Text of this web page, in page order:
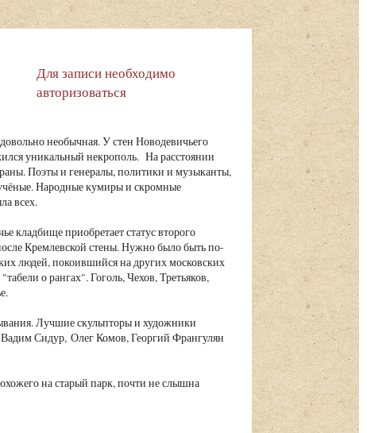
Для записи необходимо
авторизоваться
довольно необычная. У стен Новодевичьего
уникальный некрополь. На расстоянии
Поэты и генералы, политики и музыканты,
Народные кумиры и скромные
всех.
кладбище приобретает статус второго
Кремлевской стены. Нужно было быть по-
людей, покоившийся на других московских
о рангах". Гоголь, Чехов, Третьяков,
Лучшие скульпторы и художники
Сидур, Олег Комов, Георгий Франгулян
на старый парк, почти не слышна